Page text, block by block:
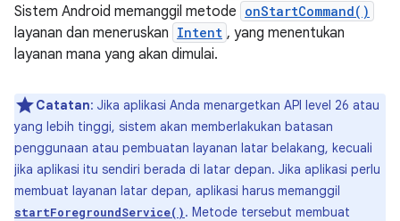
Sistem Android memanggil metode onStartCommand()
layanan dan meneruskan Intent , yang menentukan
layanan mana yang akan dimulai.
Catatan: Jika aplikasi Anda menargetkan API level 26 atau
yang lebih tinggi, sistem akan memberlakukan batasan
penggunaan atau pembuatan layanan latar belakang, kecuali
jika aplikasi itu sendiri berada di latar depan. Jika aplikasi perlu
membuat layanan latar depan, aplikasi harus memanggil
startForegroundService(). Metode tersebut membuat